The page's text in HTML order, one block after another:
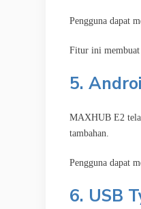
Pengguna dapat
Fitur ini membuat
5.
MAXHUB E2
tambahan.
Pengguna dapat
6. USB